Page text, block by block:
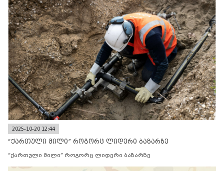
2025-10-20 12:44
“ქართული მილი” როგორც ლიდერი ბაზარზე
“ქართული მილი” როგორც ლიდერი ბაზარზე